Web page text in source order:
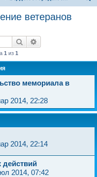
ветеранов
Поиск
1 из 1
мемориала в
2014, 22:28
2014, 22:14
действий
2014, 07:42